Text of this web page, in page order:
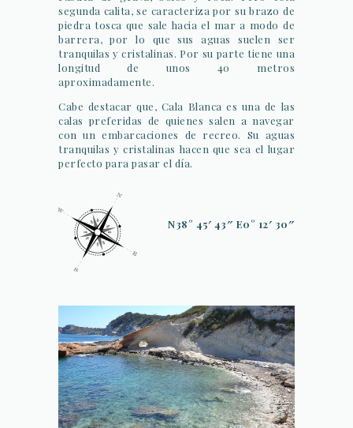
segunda calita, se caracteriza por su brazo de
piedra tosca que sale hacia el mar a modo de
barrera, por lo que sus aguas suelen ser
tranquilas y cristalinas. Por su parte tiene una
longitud de unos 40 metros
aproximadamente.
Cabe destacar que, Cala Blanca es una de las
calas preferidas de quienes salen a navegar
con un embarcaciones de recreo. Su aguas
tranquilas y cristalinas hacen que sea el lugar
perfecto para pasar el día.
N38° 45′ 43″ E0° 12′ 30″